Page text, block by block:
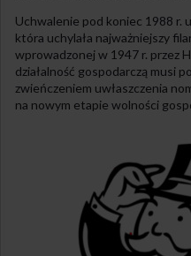
Uchwalenie pod koniec 1988 r.
która uchylała najważniejszy
wprowadzonej w 1947 r. przez
działalność gospodarczą musi
zwieńczeniem uwłaszczenia
na nowym etapie wolności